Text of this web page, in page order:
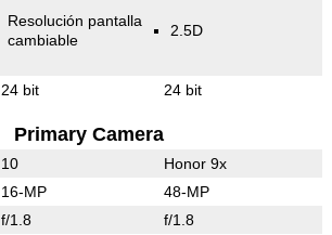
Resolución pantalla
cambiable
2.5D
24 bit 24 bit
Primary Camera
10 Honor 9x
16-MP 48-MP
f/1.8 f/1.8